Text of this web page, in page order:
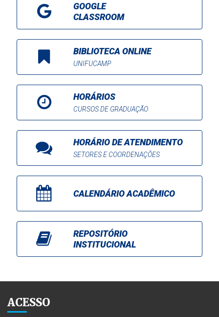
GOOGLE
CLASSROOM
BIBLIOTECA ONLINE
UNIFUCAMP
HORÁRIOS
CURSOS DE GRADUAÇÃO
HORÁRIO DE ATENDIMENTO
SETORES E COORDENAÇÕES
CALENDÁRIO ACADÊMICO
REPOSITÓRIO
INSTITUCIONAL
ACESSO